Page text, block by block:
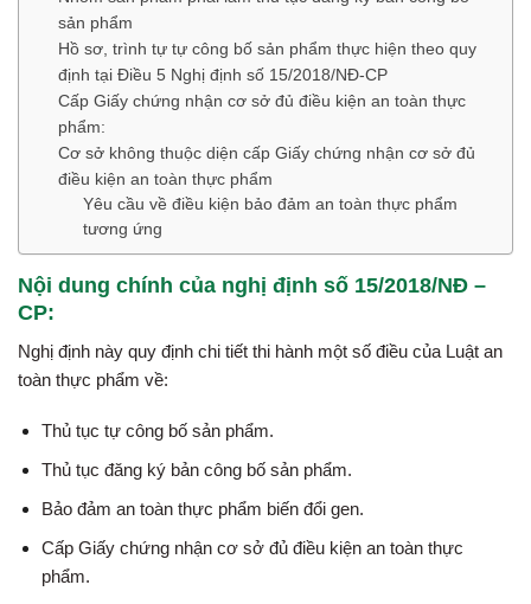
sản phẩm
Hồ sơ, trình tự tự công bố sản phẩm thực hiện theo quy
định tại Điều 5 Nghị định số 15/2018/NĐ-CP
Cấp Giấy chứng nhận cơ sở đủ điều kiện an toàn thực
phẩm:
Cơ sở không thuộc diện cấp Giấy chứng nhận cơ sở đủ
điều kiện an toàn thực phẩm
Yêu cầu về điều kiện bảo đảm an toàn thực phẩm
tương ứng
Nội dung chính của nghị định số 15/2018/NĐ –
CP:
Nghị định này quy định chi tiết thi hành một số điều của Luật an
toàn thực phẩm về:
Thủ tục tự công bố sản phẩm.
Thủ tục đăng ký bản công bố sản phẩm.
Bảo đảm an toàn thực phẩm biến đổi gen.
Cấp Giấy chứng nhận cơ sở đủ điều kiện an toàn thực
phẩm.